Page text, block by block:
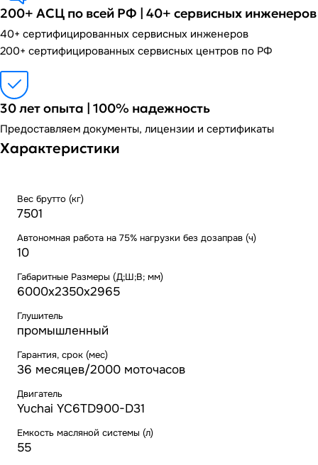
200+ АСЦ по всей РФ | 40+ сервисных инженеров
40+ сертифицированных сервисных инженеров
200+ сертифицированных сервисных центров по РФ
30 лет опыта | 100% надежность
Предоставляем документы, лицензии и сертификаты
Характеристики
Вес брутто (кг)
7501
Автономная работа на 75% нагрузки без дозаправ (ч)
10
Габаритные Размеры (Д;Ш;В; мм)
6000x2350x2965
Глушитель
промышленный
Гарантия, срок (мес)
36 месяцев/2000 моточасов
Двигатель
Yuchai YC6TD900-D31
Емкость масляной системы (л)
55